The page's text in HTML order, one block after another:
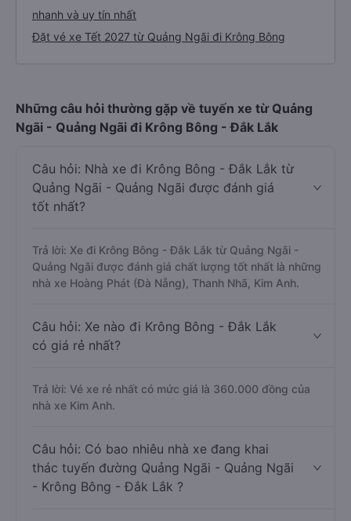
nhanh và uy tín nhất
Đặt vé xe Tết 2027 từ Quảng Ngãi đi Krông Bông
Những câu hỏi thường gặp về tuyến xe từ Quảng
Ngãi - Quảng Ngãi đi Krông Bông - Đắk Lắk
Câu hỏi: Nhà xe đi Krông Bông - Đắk Lắk từ
Quảng Ngãi - Quảng Ngãi được đánh giá
tốt nhất?
Trả lời: Xe đi Krông Bông - Đắk Lắk từ Quảng Ngãi -
Quảng Ngãi được đánh giá chất lượng tốt nhất là những
nhà xe Hoàng Phát (Đà Nẵng), Thanh Nhã, Kim Anh.
Câu hỏi: Xe nào đi Krông Bông - Đắk Lắk
có giá rẻ nhất?
Trả lời: Vé xe rẻ nhất có mức giá là 360.000 đồng của
nhà xe Kim Anh.
Câu hỏi: Có bao nhiêu nhà xe đang khai
thác tuyến đường Quảng Ngãi - Quảng Ngãi
- Krông Bông - Đắk Lắk ?